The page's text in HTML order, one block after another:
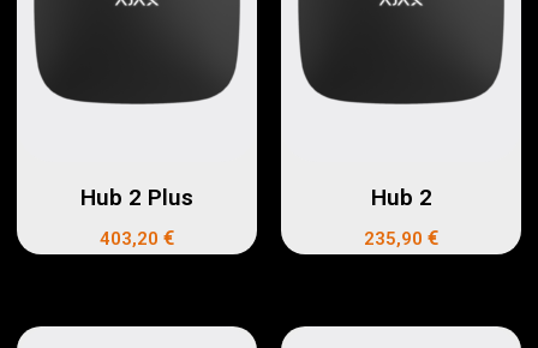
Hub 2 Plus
403,20 €
Hub 2
235,90 €